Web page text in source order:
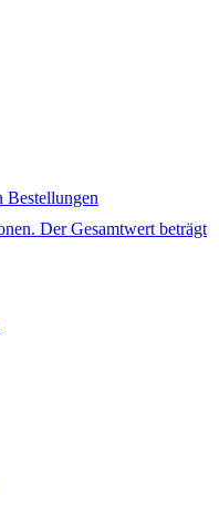
Bestellungen
Der Gesamtwert beträgt